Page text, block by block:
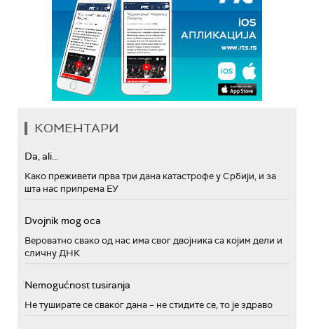
КОМЕНТАРИ
Da, ali...
Како преживети прва три дана катастрофе у Србији, и за
шта нас припрема ЕУ
Dvojnik mog oca
Вероватно свако од нас има свог двојника са којим дели и
сличну ДНК
Nemogućnost tusiranja
Не туширате се сваког дана – не стидите се, то је здраво